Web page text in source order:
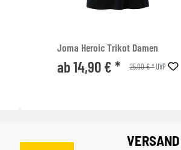
Joma Heroic Trikot Damen
ab 14,90 € * 25,00 € *UVP